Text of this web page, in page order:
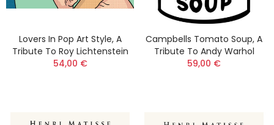
Lovers In Pop Art Style, A
Tribute To Roy Lichtenstein
54,00 €
Campbells Tomato Soup, A
Tribute To Andy Warhol
59,00 €